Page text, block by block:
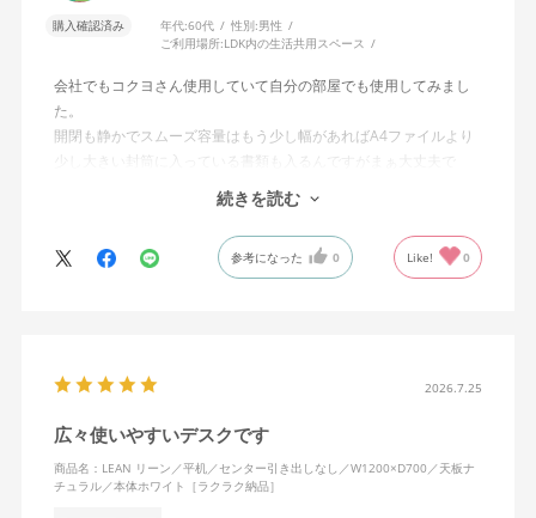
購入確認済み 年代:60代 性別:男性
ご利用場所:LDK内の生活共用スペース
会社でもコクヨさん使用していて自分の部屋でも使用してみまし
た。
開閉も静かでスムーズ容量はもう少し幅があればA4ファイルより
少し大きい封筒に入っている書類も入るんですがまぁ大丈夫で
す。経年仕様に耐えることは実証済みなのです すっこし高いで
すがコストパフォーマンスには優れていると思います。
続きを読む
参考になった 0 Like! 0
2026.7.25
広々使いやすいデスクです
商品名：LEAN リーン／平机／センター引き出しなし／W1200×D700／天板ナ
チュラル／本体ホワイト［ラクラク納品］